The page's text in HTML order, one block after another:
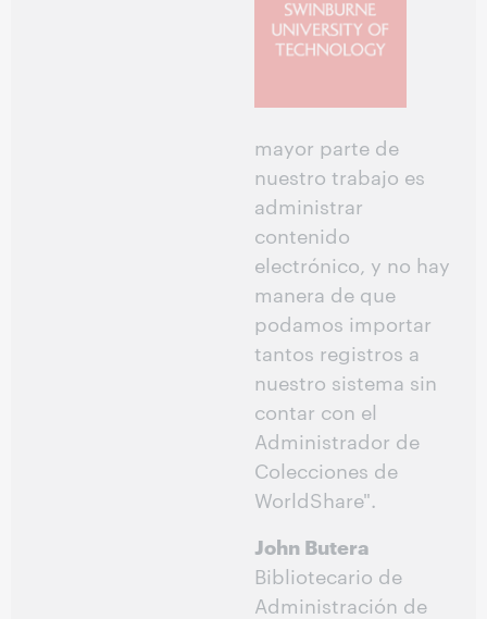
mayor parte de
nuestro trabajo es
administrar
contenido
electrónico, y no hay
manera de que
podamos importar
tantos registros a
nuestro sistema sin
contar con el
Administrador de
Colecciones de
WorldShare".
John Butera
Bibliotecario de
Administración de